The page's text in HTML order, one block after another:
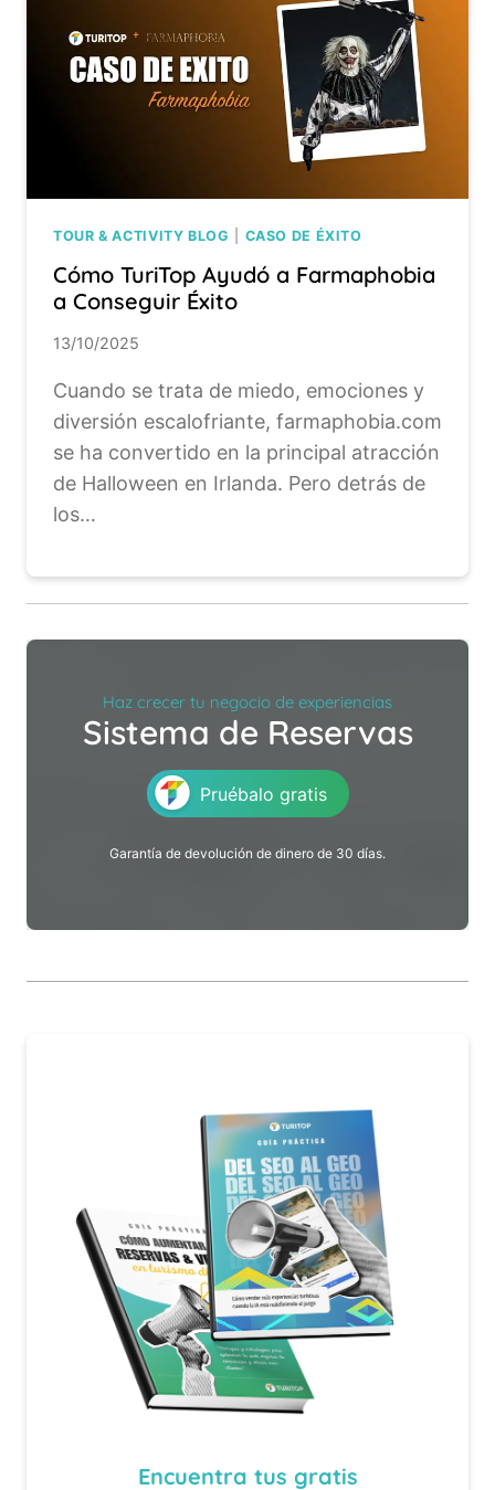
TOUR & ACTIVITY BLOG CASO DE ÉXITO
Cómo TuriTop Ayudó a Farmaphobia
a Conseguir Éxito
13/10/2025
Cuando se trata de miedo, emociones y
diversión escalofriante, farmaphobia.com
se ha convertido en la principal atracción
de Halloween en Irlanda. Pero detrás de
los…
Haz crecer tu negocio de experiencias
Sistema de Reservas
Pruébalo gratis
Garantía de devolución de dinero de 30 días.
Encuentra tus gratis